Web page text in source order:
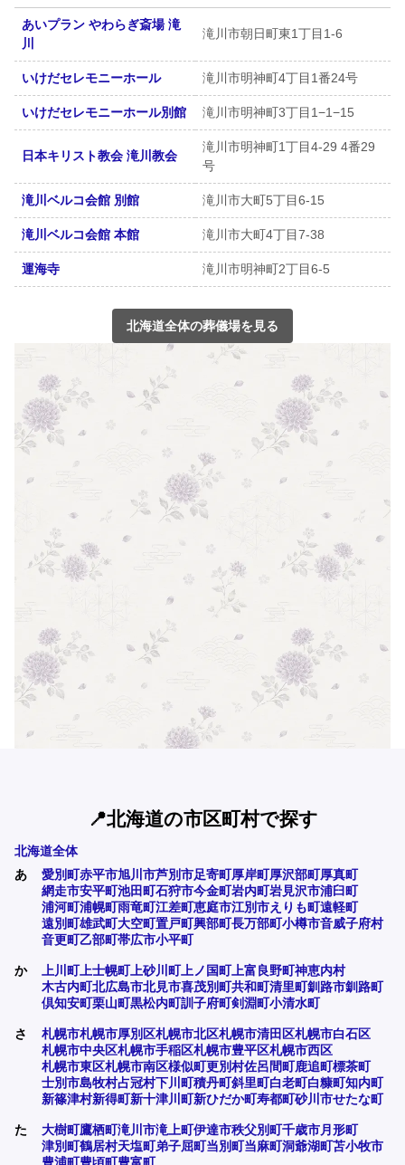
あいプラン やわらぎ斎場 滝
川
滝川市朝日町東1丁目1-6
いけだセレモニーホール 滝川市明神町4丁目1番24号
いけだセレモニーホール別館 滝川市明神町3丁目1−1−15
日本キリスト教会 滝川教会
滝川市明神町1丁目4-29 4番29
号
滝川ベルコ会館 別館 滝川市大町5丁目6-15
滝川ベルコ会館 本館 滝川市大町4丁目7-38
運海寺 滝川市明神町2丁目6-5
北海道全体の葬儀場を見る
📍北海道の市区町村で探す
北海道全体
あ
愛別町赤平市旭川市芦別市足寄町厚岸町厚沢部町厚真町
網走市安平町池田町石狩市今金町岩内町岩見沢市浦臼町
浦河町浦幌町雨竜町江差町恵庭市江別市えりも町遠軽町
遠別町雄武町大空町置戸町興部町長万部町小樽市音威子府村
音更町乙部町帯広市小平町
か 上川町上士幌町上砂川町上ノ国町上富良野町神恵内村
木古内町北広島市北見市喜茂別町共和町清里町釧路市釧路町
倶知安町栗山町黒松内町訓子府町剣淵町小清水町
さ 札幌市札幌市厚別区札幌市北区札幌市清田区札幌市白石区
札幌市中央区札幌市手稲区札幌市豊平区札幌市西区
札幌市東区札幌市南区様似町更別村佐呂間町鹿追町標茶町
士別市島牧村占冠村下川町積丹町斜里町白老町白糠町知内町
新篠津村新得町新十津川町新ひだか町寿都町砂川市せたな町
た 大樹町鷹栖町滝川市滝上町伊達市秩父別町千歳市月形町
津別町鶴居村天塩町弟子屈町当別町当麻町洞爺湖町苫小牧市